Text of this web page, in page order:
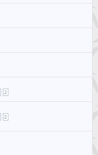
2
2